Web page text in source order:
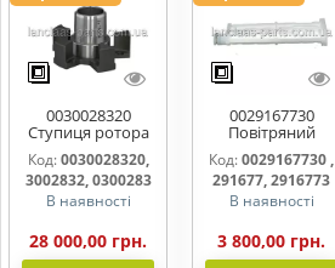
0030028320
Ступиця ротора
CLAAS
Код:0030028320,
3002832, 0300283
В наявності
28 000,00 грн.
0029167730
Повітряний
фільтр бака
(фільтр AdBlue)
Код: 0029167730 ,
291677, 2916773
В наявності
3 800,00 грн.